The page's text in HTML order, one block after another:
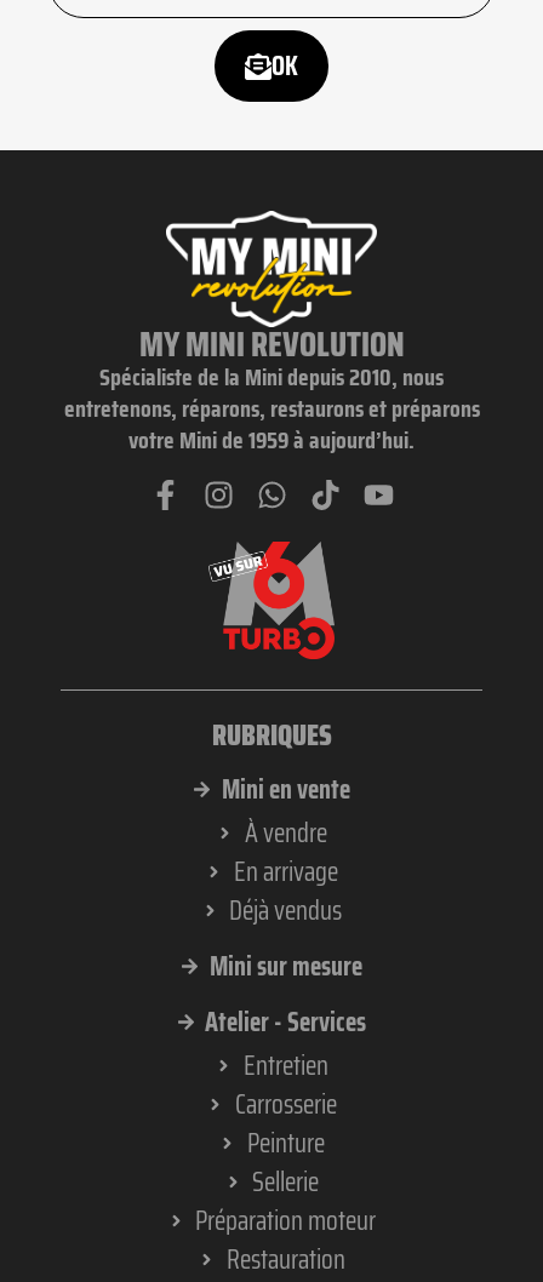
OK
MY MINI REVOLUTION
Spécialiste de la Mini depuis 2010, nous
entretenons, réparons, restaurons et préparons
votre Mini de 1959 à aujourd’hui.
RUBRIQUES
Mini en vente
À vendre
En arrivage
Déjà vendus
Mini sur mesure
Atelier - Services
Entretien
Carrosserie
Peinture
Sellerie
Préparation moteur
Restauration